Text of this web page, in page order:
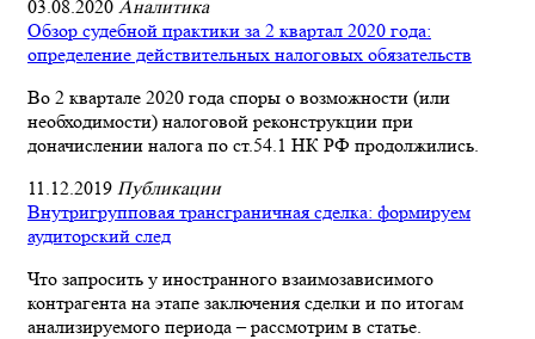
03.08.2020 Аналитика
Обзор судебной практики за 2 квартал 2020 года:
определение действительных налоговых обязательств
Во 2 квартале 2020 года споры о возможности (или
необходимости) налоговой реконструкции при
доначислении налога по ст.54.1 НК РФ продолжились.
11.12.2019 Публикации
Внутригрупповая трансграничная сделка: формируем
аудиторский след
Что запросить у иностранного взаимозависимого
контрагента на этапе заключения сделки и по итогам
анализируемого периода – рассмотрим в статье.